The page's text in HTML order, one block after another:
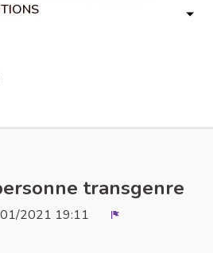
transgenre
2021 19:11